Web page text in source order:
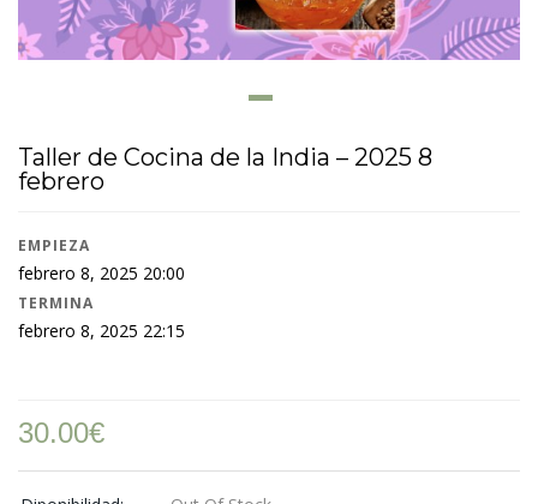
Taller de Cocina de la India – 2025 8
febrero
EMPIEZA
febrero 8, 2025 20:00
TERMINA
febrero 8, 2025 22:15
30.00€